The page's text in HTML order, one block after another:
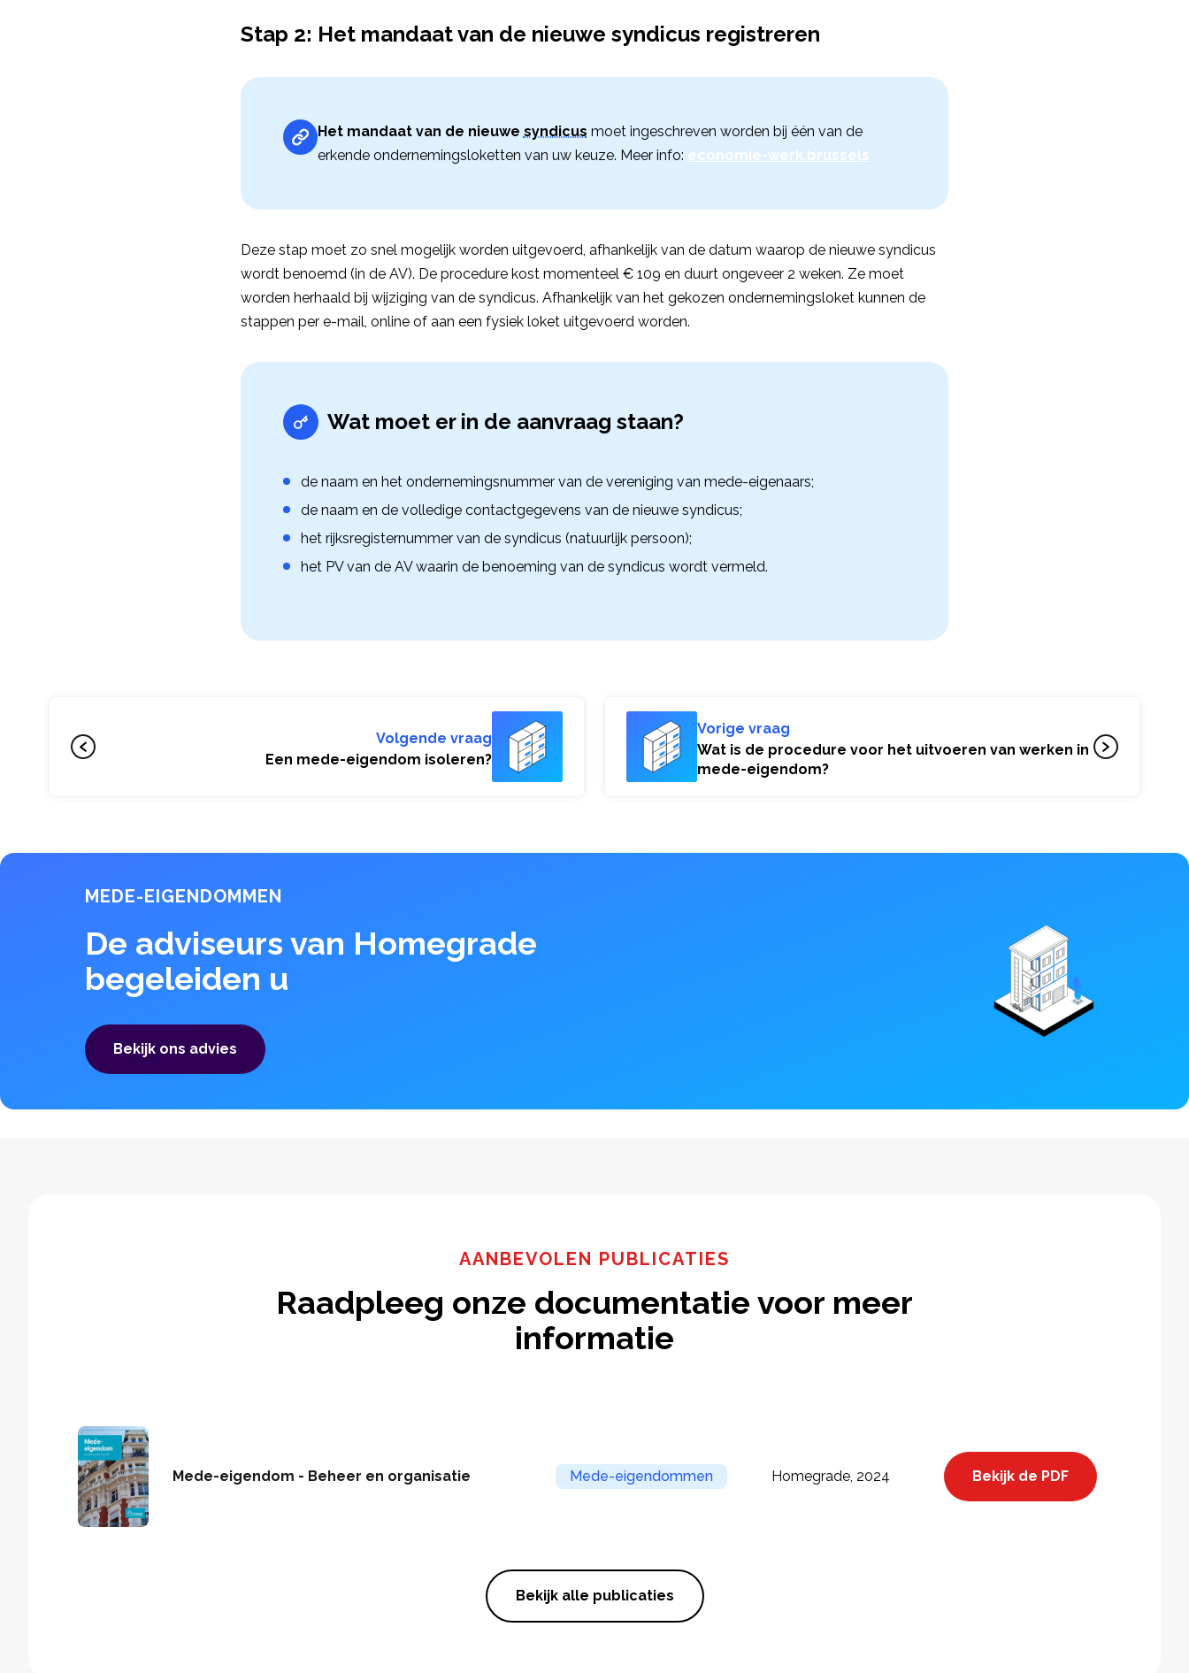
Stap 2: Het mandaat van de nieuwe syndicus registreren
Het mandaat van de nieuwe syndicus moet ingeschreven worden bij één van de
erkende ondernemingsloketten van uw keuze. Meer info: economie-werk.brussels
Deze stap moet zo snel mogelijk worden uitgevoerd, afhankelijk van de datum waarop de nieuwe syndicus
wordt benoemd (in de AV). De procedure kost momenteel € 109 en duurt ongeveer 2 weken. Ze moet
worden herhaald bij wijziging van de syndicus. Afhankelijk van het gekozen ondernemingsloket kunnen de
stappen per e-mail, online of aan een fysiek loket uitgevoerd worden.
Wat moet er in de aanvraag staan?
de naam en het ondernemingsnummer van de vereniging van mede-eigenaars;
de naam en de volledige contactgegevens van de nieuwe syndicus;
het rijksregisternummer van de syndicus (natuurlijk persoon);
het PV van de AV waarin de benoeming van de syndicus wordt vermeld.
Volgende vraag
Een mede-eigendom isoleren?
Vorige vraag
Wat is de procedure voor het uitvoeren van werken in
mede-eigendom?
MEDE-EIGENDOMMEN
De adviseurs van Homegrade
begeleiden u
Bekijk ons ​​advies
AANBEVOLEN PUBLICATIES
Raadpleeg onze documentatie voor meer
informatie
Mede-eigendom - Beheer en organisatie Mede-eigendommen Homegrade, 2024 Bekijk de PDF
Bekijk alle publicaties